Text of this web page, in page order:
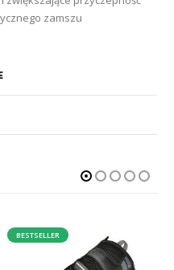
zamszu
BESTSELLER